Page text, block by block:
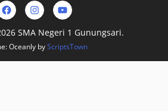
InstagramYoutube
SMA Negeri 1 Gunungsari.
Oceanly byScriptsTown